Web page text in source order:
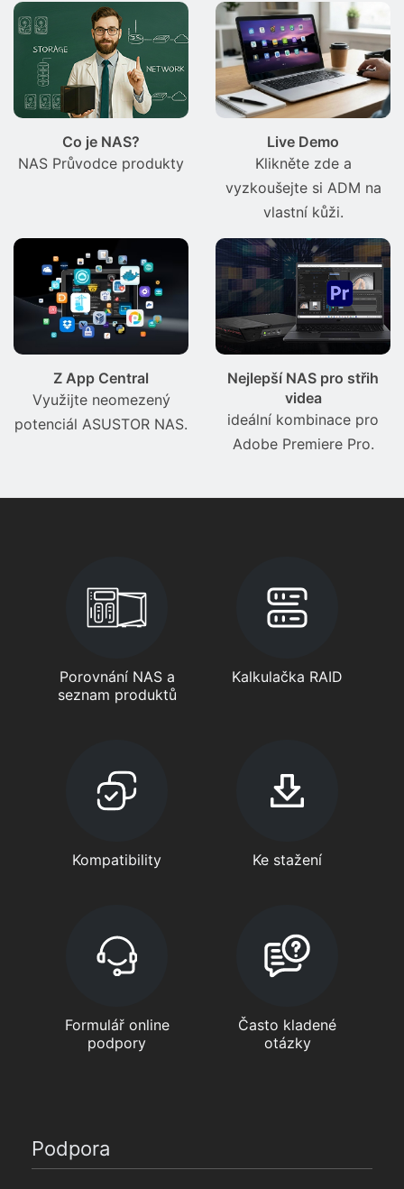
Co je NAS?
NAS Průvodce produkty
Live Demo
Klikněte zde a
vyzkoušejte si ADM na
vlastní kůži.
Z App Central
Využijte neomezený
potenciál ASUSTOR NAS.
Nejlepší NAS pro střih
videa
ideální kombinace pro
Adobe Premiere Pro.
Porovnání NAS a
seznam produktů
Kalkulačka RAID
Kompatibility Ke stažení
Formulář online
podpory
Často kladené
otázky
Podpora